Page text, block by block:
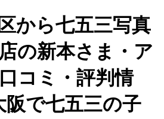
から七五三写真
の新本さま・ア
コミ・評判情
阪で七五三の子